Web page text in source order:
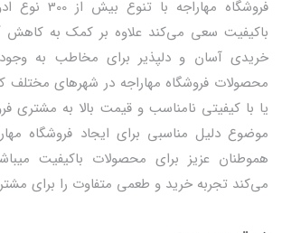
فروشگاه
باکیفیت سعی می‌کند علاوه بر کمک به کاهش
خریدی آسان و دلپذیر برای مخاطب به وجود
محصولات فروشگاه مهاراجه در شهرهای مختلف
یا با کیفیتی نامناسب و قیمت بالا به مشتری
موضوع دلیل مناسبی برای ایجاد فروشگاه
هموطنان عزیز برای محصولات باکیفیت
می‌کند تجربه خرید و طعمی متفاوت را برای